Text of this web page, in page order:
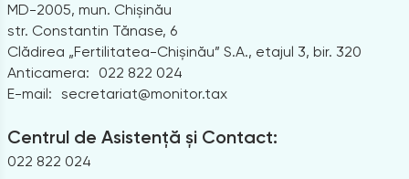
MD-2005, mun. Chișinău
str. Constantin Tănase, 6
Clădirea „Fertilitatea-Chișinău” S.A., etajul 3, bir. 320
Anticamera:
022 822 024
E-mail: secretariat@monitor.tax
Centrul de Asistență și Contact:
022 822 024